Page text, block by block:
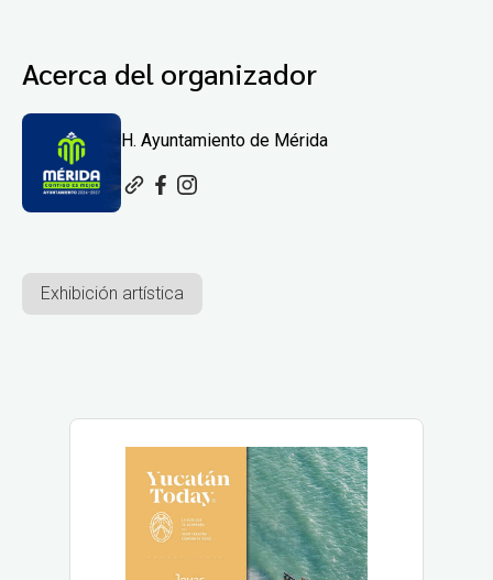
Acerca del organizador
H. Ayuntamiento de Mérida
Exhibición artística